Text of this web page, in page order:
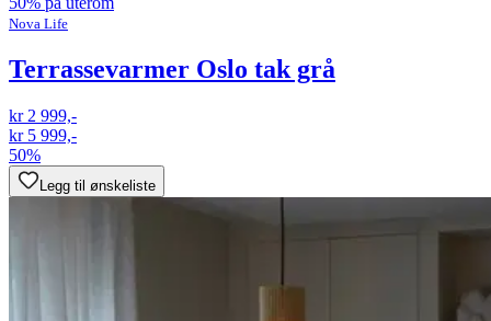
Nova Life
Terrassevarmer Oslo tak grå
kr 2 999,-
kr 5 999,-
50%
Legg til ønskeliste